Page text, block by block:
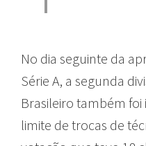
No dia seguinte da
Série A, a segunda
Brasileiro também
limite de trocas de